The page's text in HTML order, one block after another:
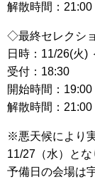
解散時間：21:00
◇最終セレクシ
日時：11/26(火)
受付：18:30
開始時間：19:00
解散時間：21:00
※悪天候により
11/27（水）とな
予備日の会場は